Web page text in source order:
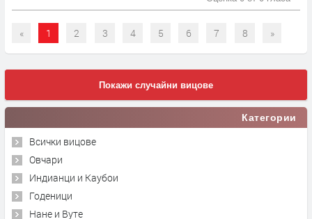
« 1 2 3 4 5 6 7 8 »
Покажи случайни вицове
Категории
Всички вицове
Овчари
Индианци и Каубои
Годеници
Нане и Вуте